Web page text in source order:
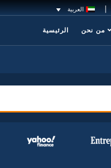
| العربية
الرئيسية من نحن